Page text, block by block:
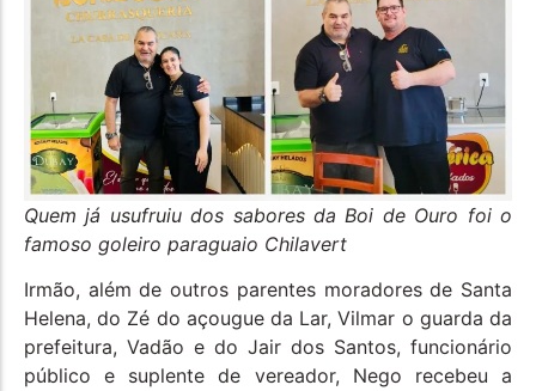
Quem já usufruiu dos sabores da Boi de Ouro foi o
famoso goleiro paraguaio Chilavert
Irmão, além de outros parentes moradores de Santa
Helena, do Zé do açougue da Lar, Vilmar o guarda da
prefeitura, Vadão e do Jair dos Santos, funcionário
público e suplente de vereador, Nego recebeu a